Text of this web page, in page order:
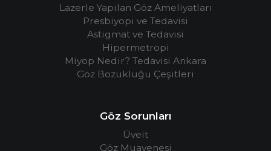
Lazerle Yapılan Göz Ameliyatları
Presbiyopi ve Tedavisi
Astigmat ve Tedavisi
Hipermetropi
Miyop Nedir? Tedavisi Ankara
Göz Bozukluğu Çeşitleri
Göz Sorunları
Üveit
Göz Muayenesi